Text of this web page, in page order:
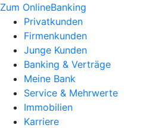
Zum OnlineBanking
Privatkunden
Firmenkunden
Junge Kunden
Banking & Verträge
Meine Bank
Service & Mehrwerte
Immobilien
Karriere